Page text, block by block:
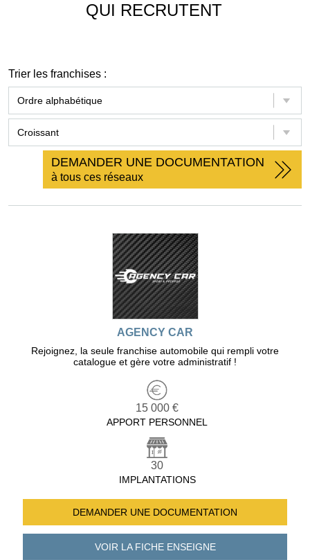
QUI RECRUTENT
Trier les franchises :
DEMANDER UNE DOCUMENTATION
à tous ces réseaux
AGENCY CAR
Rejoignez, la seule franchise automobile qui rempli votre
catalogue et gère votre administratif !
15 000 €
APPORT PERSONNEL
30
IMPLANTATIONS
DEMANDER UNE DOCUMENTATION
VOIR LA FICHEENSEIGNE